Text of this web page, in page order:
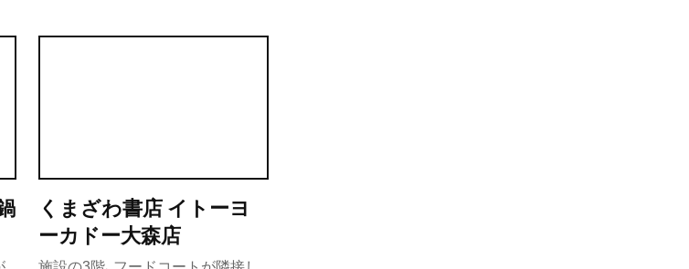
回し焙煎機で少しずつ豆を焼き、深
くまざわ書店 イトーヨ
ーカドー大森店